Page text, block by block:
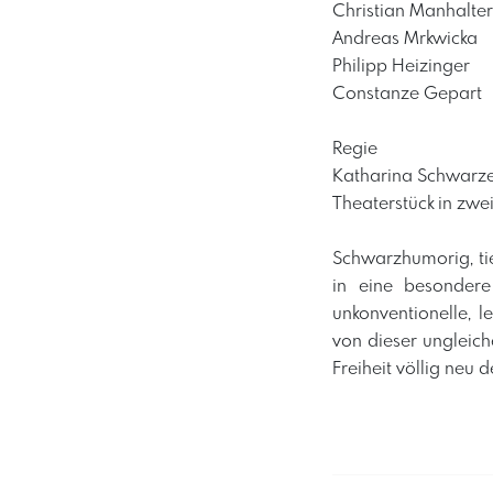
Christian Manhalter
Andreas Mrkwicka
Philipp Heizinger
Constanze Gepart
Regie
Katharina
Theaterstück in
Schwarzhumorig,
in eine
unkonventionelle,
von dieser
Freiheit völlig neu